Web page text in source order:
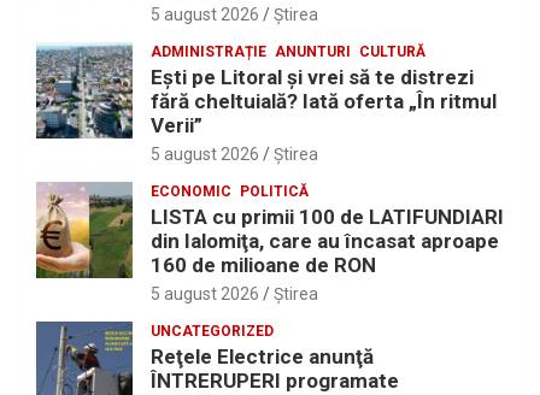
5 august 2026 Ştirea
ADMINISTRAȚIE ANUNTURI CULTURĂ
Eşti pe Litoral şi vrei să te distrezi
fără cheltuială? Iată oferta „În ritmul
Verii”
5 august 2026 Ştirea
ECONOMIC POLITICĂ
LISTA cu primii 100 de LATIFUNDIARI
din Ialomiţa, care au încasat aproape
160 de milioane de RON
5 august 2026 Ştirea
UNCATEGORIZED
Reţele Electrice anunţă
ÎNTRERUPERI programate